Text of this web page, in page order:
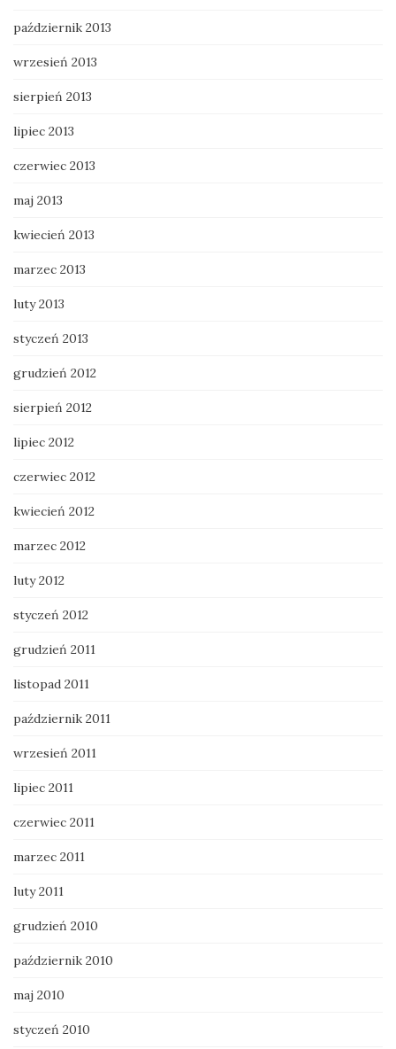
październik 2013
wrzesień 2013
sierpień 2013
lipiec 2013
czerwiec 2013
maj 2013
kwiecień 2013
marzec 2013
luty 2013
styczeń 2013
grudzień 2012
sierpień 2012
lipiec 2012
czerwiec 2012
kwiecień 2012
marzec 2012
luty 2012
styczeń 2012
grudzień 2011
listopad 2011
październik 2011
wrzesień 2011
lipiec 2011
czerwiec 2011
marzec 2011
luty 2011
grudzień 2010
październik 2010
maj 2010
styczeń 2010